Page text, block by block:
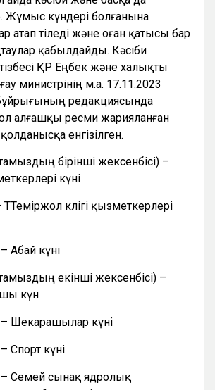
Жұмыс күндері болғанына
атап өтіледі және оған қатысы бар
қабылдайды. Кәсіби
ҚР Еңбек және халықты
министрінің м.а. 17.11.2023
редакциясында
алғашқы ресми жарияланған
енгізілген.
бірінші жексенбісі) –
күні
көлігі қызметкерлері
Абай күні
екінші жексенбісі) –
күн
Шекарашылар күні
Спорт күні
Семей сынақ ядролық